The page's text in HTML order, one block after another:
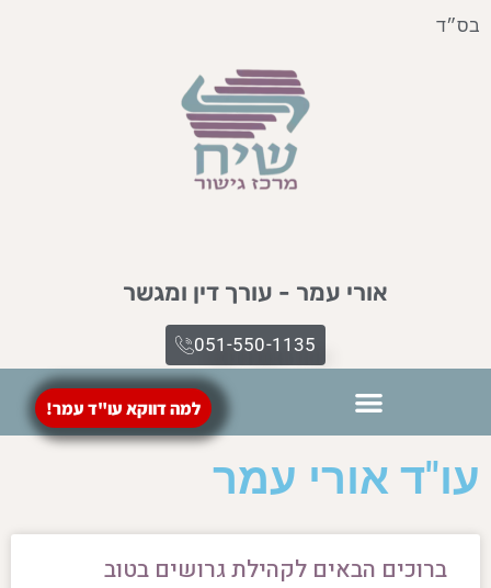
בס״ד
אורי עמר - עורך דין ומגשר
051-550-1135​
למה דווקא עו"ד עמר!
עו"ד אורי עמר
ברוכים הבאים לקהילת גרושים בטוב